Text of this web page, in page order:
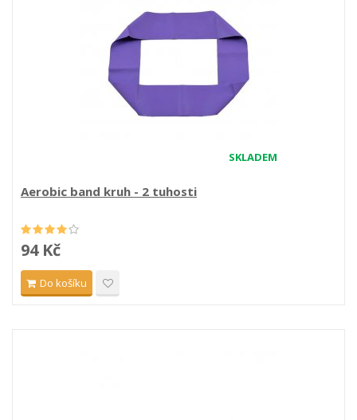
SKLADEM
Aerobic band kruh - 2 tuhosti
94 Kč
Do košíku